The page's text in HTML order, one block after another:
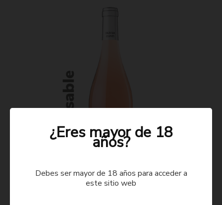
¿Eres mayor de 18
años?
Debes ser mayor de 18 años para acceder a
este sitio web